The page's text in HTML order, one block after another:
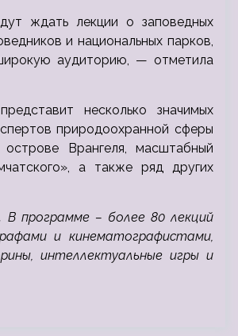
ждать лекции о заповедных
и национальных парков,
аудиторию, — отметила
несколько значимых
природоохранной сферы
Врангеля, масштабный
а также ряд других
программе – более 80 лекций
и кинематографистами,
интеллектуальные игры и